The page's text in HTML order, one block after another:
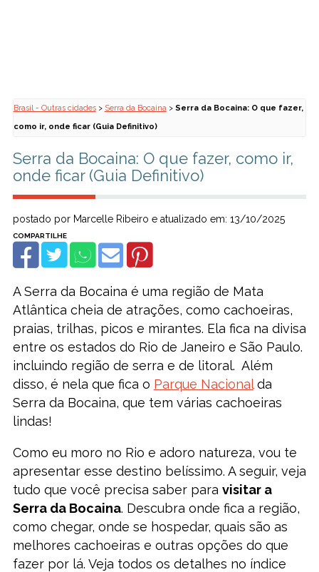
Brasil - Outras cidades> Serra da Bocaina> Serra da Bocaina: O que fazer,
como ir, onde ficar (Guia Definitivo)
Serra da Bocaina: O que fazer, como ir,
onde ficar (Guia Definitivo)
postado por Marcelle Ribeiro e atualizado em: 13/10/2025
A Serra da Bocaina é uma região de Mata
Atlântica cheia de atrações, como cachoeiras,
praias, trilhas, picos e mirantes. Ela fica na divisa
entre os estados do Rio de Janeiro e São Paulo.
incluindo região de serra e de litoral. Além
disso, é nela que fica o Parque Nacionalda
Serra da Bocaina, que tem várias cachoeiras
lindas!
Como eu moro no Rio e adoro natureza, vou te
apresentar esse destino belíssimo. A seguir, veja
tudo que você precisa saber para visitar a
Serra da Bocaina. Descubra onde fica a região,
como chegar, onde se hospedar, quais são as
melhores cachoeiras e outras opções do que
fazer por lá. Veja todos os detalhes no índice